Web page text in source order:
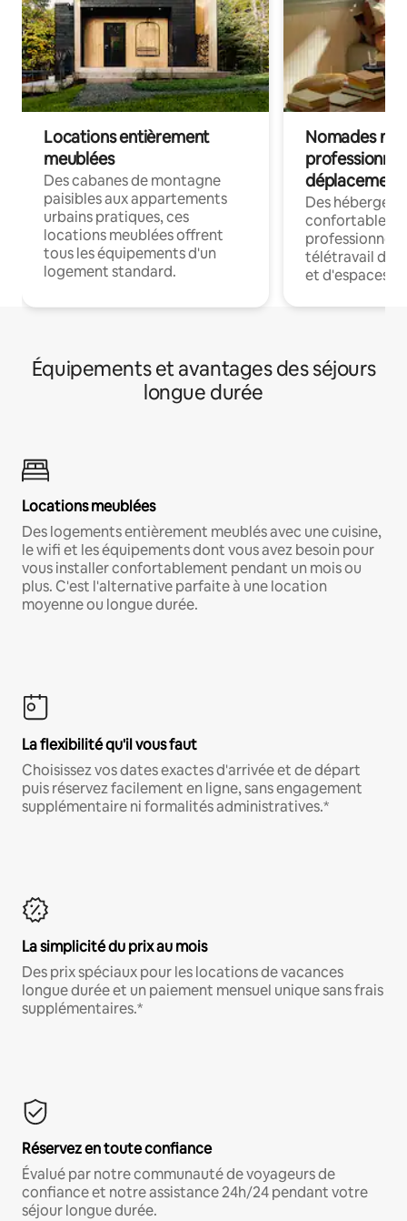
Locations entièrement
meublées
Des cabanes de montagne
paisibles aux appartements
urbains pratiques, ces
locations meublées offrent
tous les équipements d'un
logement standard.
Nomades
déplacement
Des
confortables
professionnels
télétravail
et d'espaces
Équipements et avantages des séjours
longue durée
Locations meublées
Des logements entièrement meublés avec une cuisine,
le wifi et les équipements dont vous avez besoin pour
vous installer confortablement pendant un mois ou
plus. C'est l'alternative parfaite à une location
moyenne ou longue durée.
La flexibilité qu'il vous faut
Choisissez vos dates exactes d'arrivée et de départ
puis réservez facilement en ligne, sans engagement
supplémentaire ni formalités administratives.*
La simplicité du prix au mois
Des prix spéciaux pour les locations de vacances
longue durée et un paiement mensuel unique sans frais
supplémentaires.*
Réservez en toute confiance
Évalué par notre communauté de voyageurs de
confiance et notre assistance 24h/24 pendant votre
séjour longue durée.